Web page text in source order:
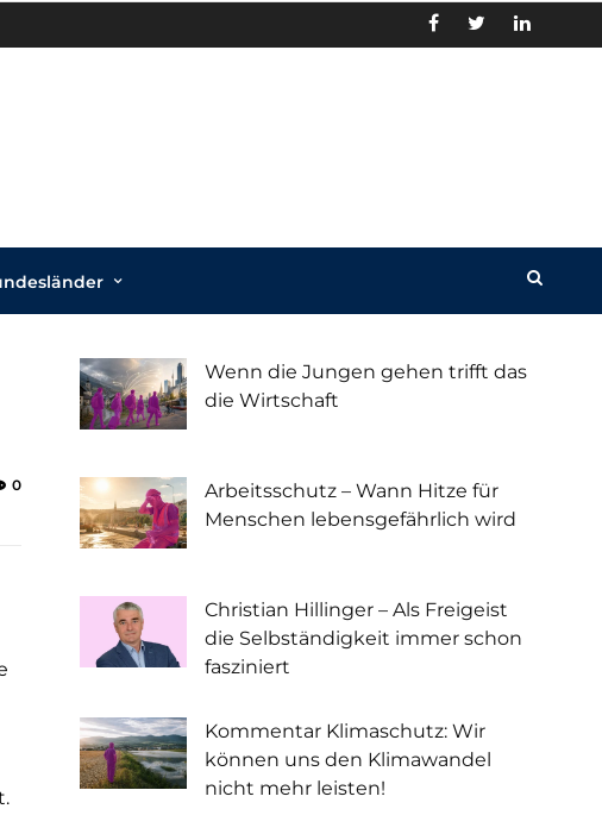
0
Wenn die Jungen gehen trifft das
die Wirtschaft
Arbeitsschutz – Wann Hitze für
Menschen lebensgefährlich wird
Christian Hillinger – Als Freigeist
die Selbständigkeit immer schon
fasziniert
Kommentar Klimaschutz: Wir
können uns den Klimawandel
nicht mehr leisten!